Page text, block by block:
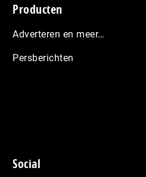
Producten
Adverteren en meer…
Persberichten
Social